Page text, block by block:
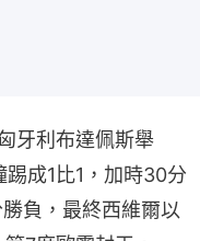
牙利布達佩斯舉
成1比1，加時30分
負，最終西維爾以